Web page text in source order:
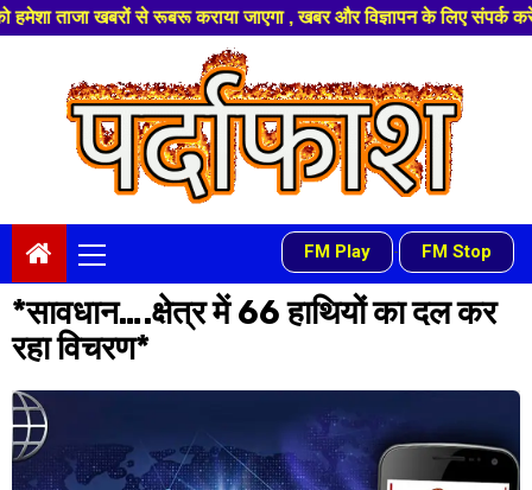
से रूबरू कराया जाएगा , खबर और विज्ञापन के लिए संपर्क करे +91 97541
Menu
FM Play - FM Stop
*सावधान….क्षेत्र में 66 हाथियों का दल कर
रहा विचरण*